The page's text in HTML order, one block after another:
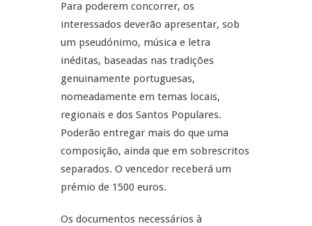
Para poderem concorrer, os
interessados deverão apresentar, sob
um pseudónimo, música e letra
inéditas, baseadas nas tradições
genuinamente portuguesas,
nomeadamente em temas locais,
regionais e dos Santos Populares.
Poderão entregar mais do que uma
composição, ainda que em sobrescritos
separados. O vencedor receberá um
prémio de 1500 euros.
Os documentos necessários à